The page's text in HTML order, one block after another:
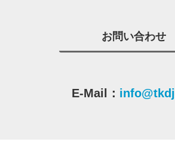
お問い合わせ
E-Mail：